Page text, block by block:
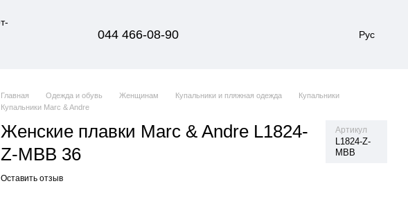
044 466-08-90 Рус
Главная Одежда и обувь Женщинам Купальники и пляжная одежда
Купальники
Купальники Marc & Andre
Женские плавки Marc & Andre L1824-
Z-MBB 36
Артикул
L1824-Z-
MBB
Оставить отзыв